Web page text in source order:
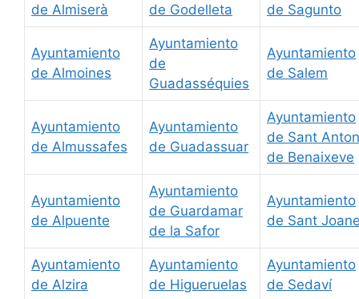
de Almiserà
de Godelleta
de Sagunto
Ayuntamiento
de Almoines
Ayuntamiento
de
Guadasséquies
Ayuntamiento
de Salem
Ayuntamiento
de Almussafes
Ayuntamiento
de Guadassuar
Ayuntamiento
de Sant
de Benaixeve
Ayuntamiento
de Alpuente
Ayuntamiento
de Guardamar
de la Safor
Ayuntamiento
de Sant
Ayuntamiento
de Alzira
Ayuntamiento
de Higueruelas
Ayuntamiento
de Sedaví